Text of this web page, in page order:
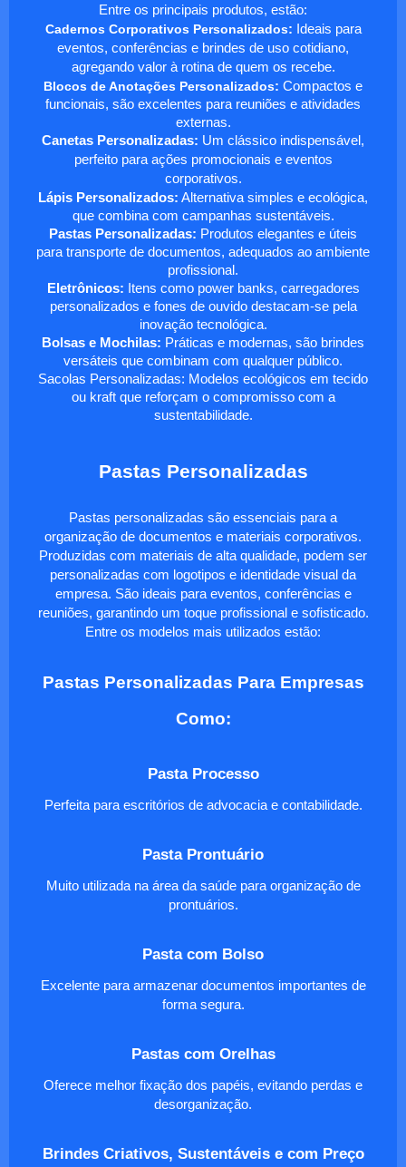
Entre os principais produtos, estão:
Cadernos Corporativos Personalizados: Ideais para
eventos, conferências e brindes de uso cotidiano,
agregando valor à rotina de quem os recebe.
Blocos de Anotações Personalizados: Compactos e
funcionais, são excelentes para reuniões e atividades
externas.
Canetas Personalizadas: Um clássico indispensável,
perfeito para ações promocionais e eventos
corporativos.
Lápis Personalizados: Alternativa simples e ecológica,
que combina com campanhas sustentáveis.
Pastas Personalizadas: Produtos elegantes e úteis
para transporte de documentos, adequados ao ambiente
profissional.
Eletrônicos: Itens como power banks, carregadores
personalizados e fones de ouvido destacam-se pela
inovação tecnológica.
Bolsas e Mochilas: Práticas e modernas, são brindes
versáteis que combinam com qualquer público.
Sacolas Personalizadas: Modelos ecológicos em tecido
ou kraft que reforçam o compromisso com a
sustentabilidade.
Pastas Personalizadas
Pastas personalizadas são essenciais para a
organização de documentos e materiais corporativos.
Produzidas com materiais de alta qualidade, podem ser
personalizadas com logotipos e identidade visual da
empresa. São ideais para eventos, conferências e
reuniões, garantindo um toque profissional e sofisticado.
Entre os modelos mais utilizados estão:
Pastas Personalizadas Para Empresas
Como:
Pasta Processo
Perfeita para escritórios de advocacia e contabilidade.
Pasta Prontuário
Muito utilizada na área da saúde para organização de
prontuários.
Pasta com Bolso
Excelente para armazenar documentos importantes de
forma segura.
Pastas com Orelhas
Oferece melhor fixação dos papéis, evitando perdas e
desorganização.
Brindes Criativos, Sustentáveis e com Preço